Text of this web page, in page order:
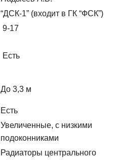
“ДСК-1” (входит в ГК “ФСК”)
9-17
Есть
До 3,3 м
Есть
Увеличенные, с низкими
подоконниками
Радиаторы центрального